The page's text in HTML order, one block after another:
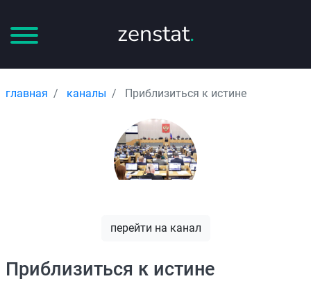
zenstat.
главная каналы Приблизиться к истине
перейти на канал
Приблизиться к истине